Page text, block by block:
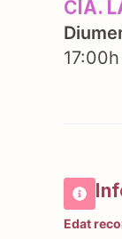
CIA.
Edat